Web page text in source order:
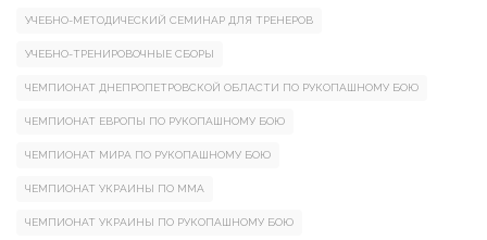
УЧЕБНО-МЕТОДИЧЕСКИЙ СЕМИНАР ДЛЯ ТРЕНЕРОВ
УЧЕБНО-ТРЕНИРОВОЧНЫЕ СБОРЫ
ЧЕМПИОНАТ ДНЕПРОПЕТРОВСКОЙ ОБЛАСТИ ПО РУКОПАШНОМУ БОЮ
ЧЕМПИОНАТ ЕВРОПЫ ПО РУКОПАШНОМУ БОЮ
ЧЕМПИОНАТ МИРА ПО РУКОПАШНОМУ БОЮ
ЧЕМПИОНАТ УКРАИНЫ ПО ММА
ЧЕМПИОНАТ УКРАИНЫ ПО РУКОПАШНОМУ БОЮ